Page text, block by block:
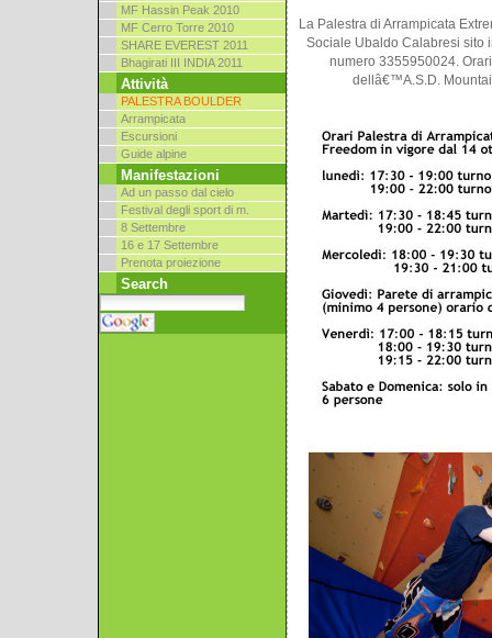
MF Hassin Peak 2010
MF Cerro Torre 2010
SHARE EVEREST 2011
Bhagirati III INDIA 2011
Attività
PALESTRA BOULDER
Arrampicata
Escursioni
Guide alpine
Manifestazioni
Ad un passo dal cielo
Festival degli sport di m.
8 Settembre
16 e 17 Settembre
Prenota proiezione
Search
La Palestra di Arrampicata
Sociale Ubaldo Calabresi sito
numero 3355950024.
dellâ€™A.S.D.